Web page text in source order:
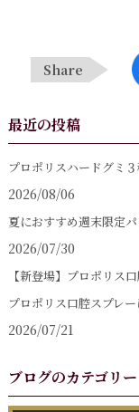
Share
最近の投稿
プロポリスハードグミ
2026/08/06
夏におすすめ週末限定パ
2026/07/30
【新登場】プロポリス
プロポリス口腔スプレ
2026/07/21
ブログのカテゴリー